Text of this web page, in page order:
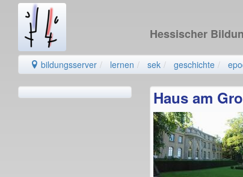
Hessischer
bildungsserver lernen sek geschichte
Haus am